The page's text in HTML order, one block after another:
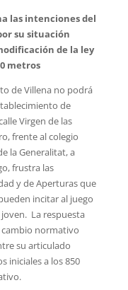
las intenciones del
su situación
de la ley
metros
de Villena no podrá
de
Virgen de las
frente al colegio
la Generalitat, a
frustra las
y de Aperturas que
incitar al juego
La respuesta
normativo
su articulado
iniciales a los 850